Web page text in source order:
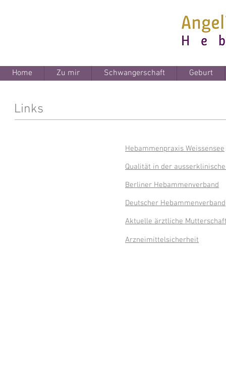
Home Zu mir Schwangerschaft Geburt
Links
Hebammenpraxis Weissensee
Qualität in der
Berliner Hebammenverband
Deutscher Hebammenverband
Aktuelle ärztliche
Arzneimittelsicherheit